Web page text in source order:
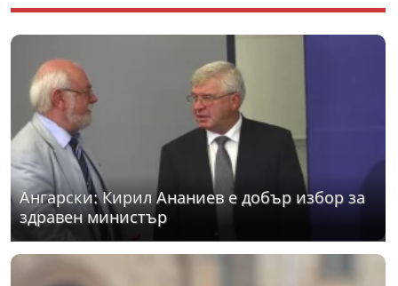
Ангарски: Кирил Ананиев е добър избор за
здравен министър